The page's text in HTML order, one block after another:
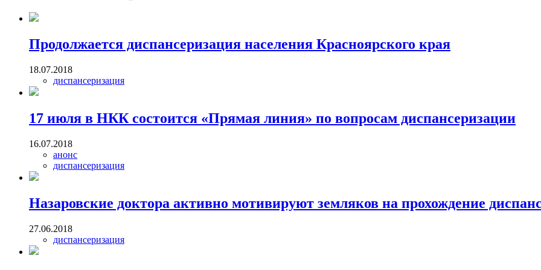
Продолжается диспансеризация населения Красноярского края
18.07.2018
диспансеризация
17 июля в НКК состоится «Прямая линия» по вопросам диспансеризации
16.07.2018
анонс
диспансеризация
Назаровские доктора активно мотивируют земляков на прохождение
27.06.2018
диспансеризация